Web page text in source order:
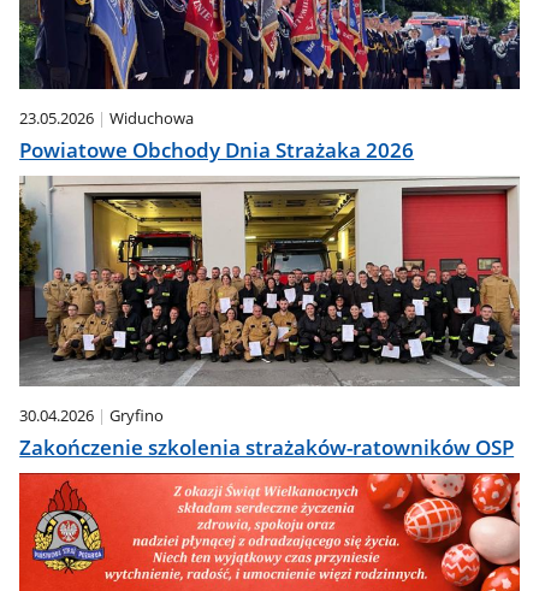
23.05.2026 Widuchowa
Powiatowe Obchody Dnia Strażaka 2026
30.04.2026 Gryfino
Zakończenie szkolenia strażaków-ratowników OSP